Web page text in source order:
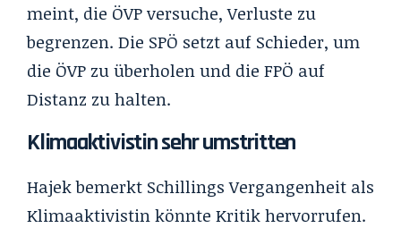
meint, die ÖVP versuche, Verluste zu
begrenzen. Die SPÖ setzt auf Schieder, um
die ÖVP zu überholen und die FPÖ auf
Distanz zu halten.
Klimaaktivistin sehr umstritten
Hajek bemerkt Schillings Vergangenheit als
Klimaaktivistin könnte Kritik hervorrufen.